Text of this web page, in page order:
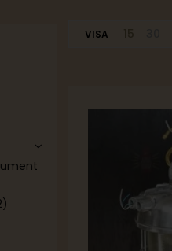
VISA